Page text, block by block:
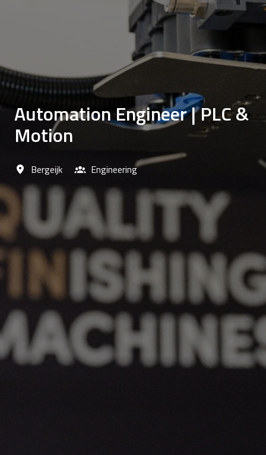
Automation Engineer | PLC &
Motion
Bergeijk Engineering